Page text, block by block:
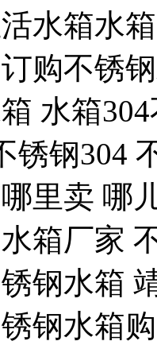
水箱水
购不锈
水箱
锈钢304
里卖 哪
箱厂家
钢水箱
钢水箱